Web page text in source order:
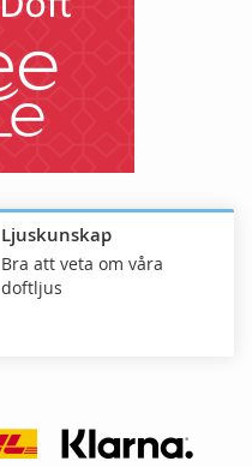
Ljuskunskap
Bra att veta om våra
doftljus